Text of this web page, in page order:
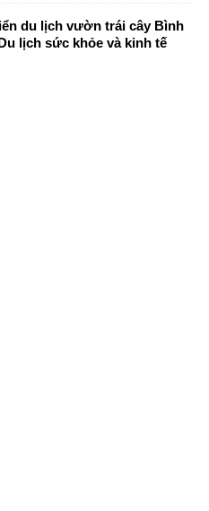
du lịch vườn trái cây Bình
lịch sức khỏe và kinh tế